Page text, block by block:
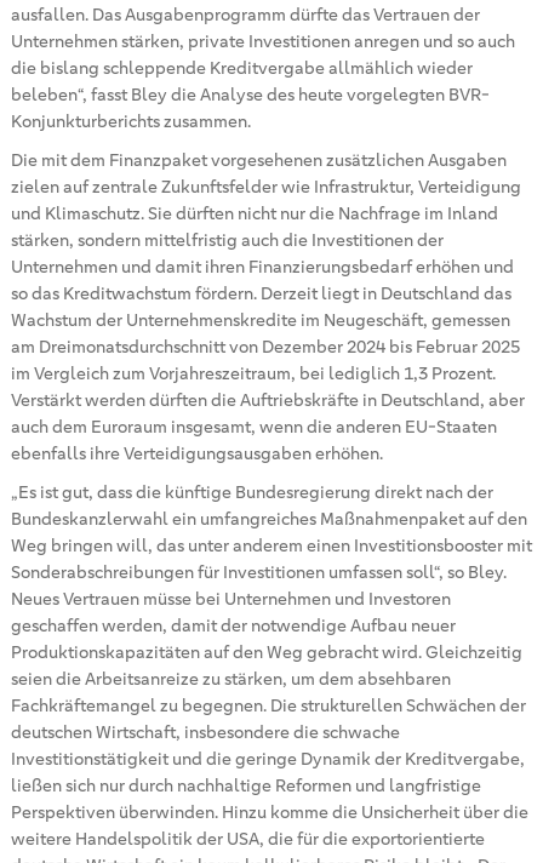
ausfallen. Das Ausgabenprogramm dürfte das Vertrauen der
Unternehmen stärken, private Investitionen anregen und so auch
die bislang schleppende Kreditvergabe allmählich wieder
beleben“, fasst Bley die Analyse des heute vorgelegten BVR-
Konjunkturberichts zusammen.
Die mit dem Finanzpaket vorgesehenen zusätzlichen Ausgaben
zielen auf zentrale Zukunftsfelder wie Infrastruktur, Verteidigung
und Klimaschutz. Sie dürften nicht nur die Nachfrage im Inland
stärken, sondern mittelfristig auch die Investitionen der
Unternehmen und damit ihren Finanzierungsbedarf erhöhen und
so das Kreditwachstum fördern. Derzeit liegt in Deutschland das
Wachstum der Unternehmenskredite im Neugeschäft, gemessen
am Dreimonatsdurchschnitt von Dezember 2024 bis Februar 2025
im Vergleich zum Vorjahreszeitraum, bei lediglich 1,3 Prozent.
Verstärkt werden dürften die Auftriebskräfte in Deutschland, aber
auch dem Euroraum insgesamt, wenn die anderen EU-Staaten
ebenfalls ihre Verteidigungsausgaben erhöhen.
„Es ist gut, dass die künftige Bundesregierung direkt nach der
Bundeskanzlerwahl ein umfangreiches Maßnahmenpaket auf den
Weg bringen will, das unter anderem einen Investitionsbooster mit
Sonderabschreibungen für Investitionen umfassen soll“, so Bley.
Neues Vertrauen müsse bei Unternehmen und Investoren
geschaffen werden, damit der notwendige Aufbau neuer
Produktionskapazitäten auf den Weg gebracht wird. Gleichzeitig
seien die Arbeitsanreize zu stärken, um dem absehbaren
Fachkräftemangel zu begegnen. Die strukturellen Schwächen der
deutschen Wirtschaft, insbesondere die schwache
Investitionstätigkeit und die geringe Dynamik der Kreditvergabe,
ließen sich nur durch nachhaltige Reformen und langfristige
Perspektiven überwinden. Hinzu komme die Unsicherheit über die
weitere Handelspolitik der USA, die für die exportorientierte